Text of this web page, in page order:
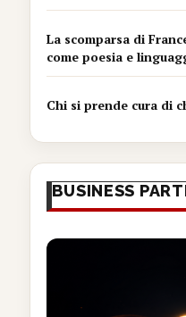
La scomparsa di
come poesia e
Chi si prende cura di
BUSINESS